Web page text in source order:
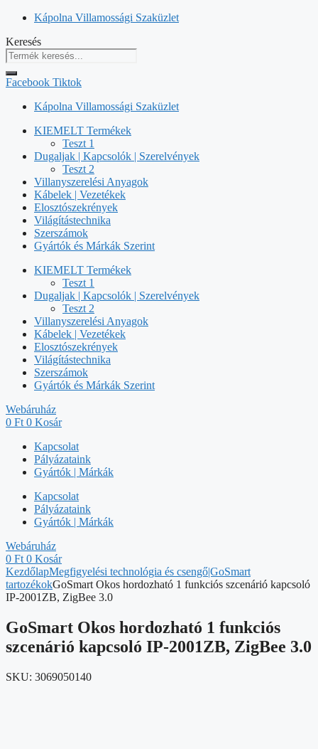
Kilépés
tartalomba
Kápolna Villamossági Szaküzlet
Keresés
Facebook Tiktok
Kápolna Villamossági Szaküzlet
KIEMELT Termékek
Teszt 1
Dugaljak | Kapcsolók | Szerelvények
Teszt 2
Villanyszerelési Anyagok
Kábelek | Vezetékek
Elosztószekrények
Világítástechnika
Szerszámok
Gyártók és Márkák Szerint
KIEMELT Termékek
Teszt 1
Dugaljak | Kapcsolók | Szerelvények
Teszt 2
Villanyszerelési Anyagok
Kábelek | Vezetékek
Elosztószekrények
Világítástechnika
Szerszámok
Gyártók és Márkák Szerint
Webáruház
0 Ft 0 Kosár
Kapcsolat
Pályázataink
Gyártók | Márkák
Kapcsolat
Pályázataink
Gyártók | Márkák
Webáruház
0 Ft 0 Kosár
KezdőlapMegfigyelési technológia és csengő|GoSmart
tartozékokGoSmart Okos hordozható 1 funkciós szcenárió kapcsoló
IP-2001ZB, ZigBee 3.0
GoSmart Okos hordozható 1 funkciós
szcenárió kapcsoló IP-2001ZB, ZigBee 3.0
SKU: 3069050140